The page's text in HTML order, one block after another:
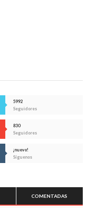
5992
Seguidores
830
Seguidores
¡nuevo!
Síguenos
COMENTADAS